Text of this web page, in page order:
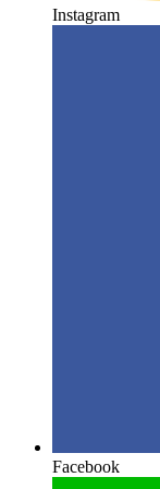
Instagram
Facebook